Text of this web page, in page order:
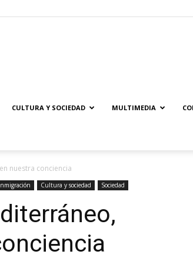
CULTURA Y SOCIEDAD MULTIMEDIA
nuestra conciencia
Cultura y sociedad Sociedad